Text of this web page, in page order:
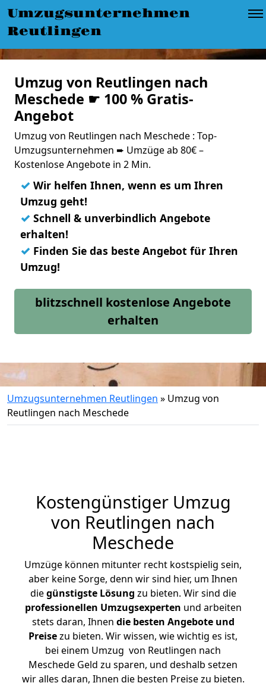
Umzugsunternehmen
Reutlingen
Umzug von Reutlingen nach
Meschede ☛ 100 % Gratis-
Angebot
Umzug von Reutlingen nach Meschede : Top-
Umzugsunternehmen ➨ Umzüge ab 80€ –
Kostenlose Angebote in 2 Min.
✓ Wir helfen Ihnen, wenn es um Ihren
Umzug geht!
✓ Schnell & unverbindlich Angebote
erhalten!
✓ Finden Sie das beste Angebot für Ihren
Umzug!
blitzschnell kostenlose Angebote
erhalten
Umzugsunternehmen Reutlingen » Umzug von
Reutlingen nach Meschede
Kostengünstiger Umzug
von Reutlingen nach
Meschede
Umzüge können mitunter recht kostspielig sein,
aber keine Sorge, denn wir sind hier, um Ihnen
diegünstigste Lösung zu bieten. Wir sind die
professionellen Umzugsexperten und arbeiten
stets daran, Ihnen die besten Angebote und
Preisezu bieten. Wir wissen, wie wichtig es ist,
bei einem Umzug von Reutlingen nach
Meschede Geld zu sparen, und deshalb setzen
wir alles daran, Ihnen die besten Preise zu bieten.